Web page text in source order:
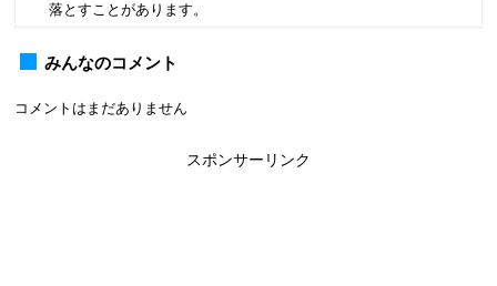
落とすことがあります。
みんなのコメント
コメントはまだありません
スポンサーリンク